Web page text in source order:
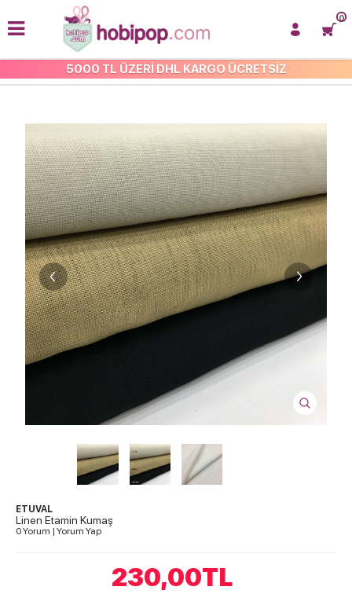
5000 TL ÜZERİ DHL KARGO ÜCRETSİZ
0
ETUVAL KUMAŞLARI
ETUVAL
Linen Etamin Kumaş
0 Yorum | Yorum Yap
230,00TL